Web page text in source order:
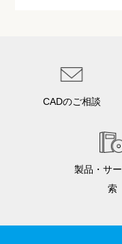
CADのご相談
製品・サ
索